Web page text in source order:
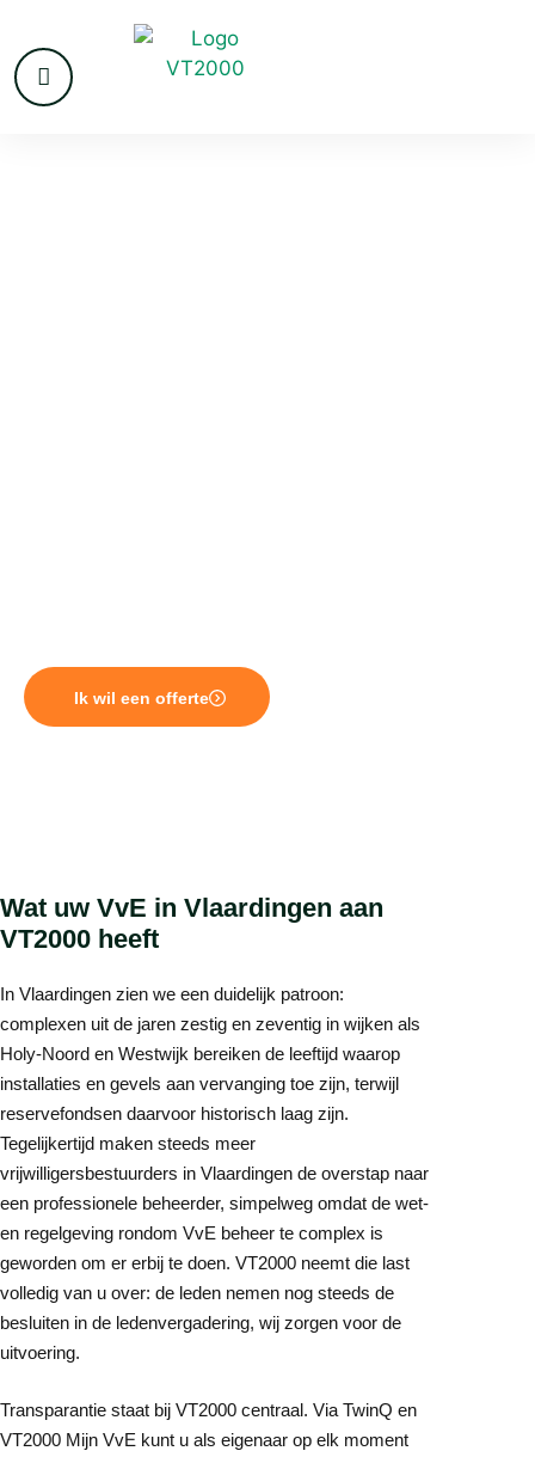
Ik wil een offerte
Wat uw VvE in Vlaardingen aan
VT2000 heeft
In Vlaardingen zien we een duidelijk patroon:
complexen uit de jaren zestig en zeventig in wijken als
Holy-Noord en Westwijk bereiken de leeftijd waarop
installaties en gevels aan vervanging toe zijn, terwijl
reservefondsen daarvoor historisch laag zijn.
Tegelijkertijd maken steeds meer
vrijwilligersbestuurders in Vlaardingen de overstap naar
een professionele beheerder, simpelweg omdat de wet-
en regelgeving rondom VvE beheer te complex is
geworden om er erbij te doen. VT2000 neemt die last
volledig van u over: de leden nemen nog steeds de
besluiten in de ledenvergadering, wij zorgen voor de
uitvoering.
Transparantie staat bij VT2000 centraal. Via TwinQ en
VT2000 Mijn VvE kunt u als eigenaar op elk moment